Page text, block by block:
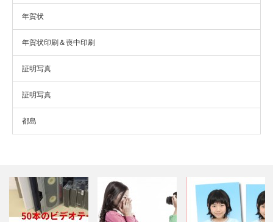
年賀状
年賀状印刷＆喪中印刷
証明写真
証明写真
都島